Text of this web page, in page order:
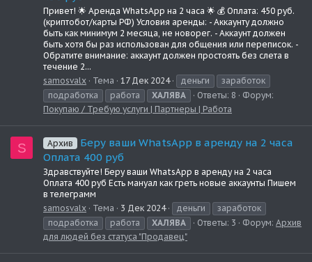
Привет! 🌟 Аренда WhatsApp на 2 часа 🌟 💰 Оплата: 450 руб.
(криптобот/карты РФ) Условия аренды: - Аккаунту должно
быть как минимум 2 месяца, не новорег. - Аккаунт должен
быть хотя бы раз использован для общения или переписок. -
Обратите внимание: аккаунт должен простоять без слета в
течение 2...
samosvalx
Тема 17 Дек 2024 деньги
заработок
подработка
работа ХАЛЯВА Ответы: 8
Форум:
Покупаю / Требую услуги | Партнеры | Работа
S Архив
Беру ваши WhatsApp в аренду на 2 часа
Оплата 400 руб
Здравствуйте! Беру ваши WhatsApp в аренду на 2 часа
Оплата 400 руб Есть мануал как греть новые аккаунты Пишем
в телеграмм
samosvalx
Тема 3 Дек 2024 деньги
заработок
подработка
работа ХАЛЯВА Ответы: 3 Форум: Архив
для людей без статуса "Продавец"